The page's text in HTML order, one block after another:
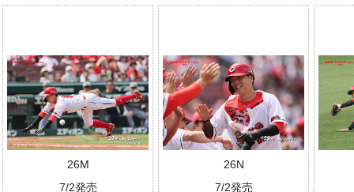
26M
7/2発売
26N
7/2発売